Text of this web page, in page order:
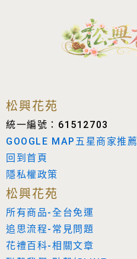
松興花苑
統一編號：61512703
GOOGLE MAP五星商家推薦
回到首頁
隱私權政策
松興花苑
所有商品-全台免運
追思流程-常見問題
花禮百科-相關文章